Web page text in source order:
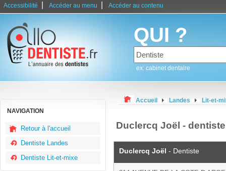
Accessibilité Accéder au menu Accéder au contenu
QUI ?
ex: cabinet dentaire
NAVIGATION
Retour à l'accueil
Dentiste Landes
Dentiste Lit-et-mixe
Accueil Landes Lit-et-
Duclercq Joël -
Duclercq Joël - Dentiste